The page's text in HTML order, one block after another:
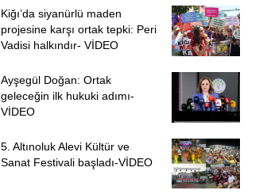
Kiğı’da siyanürlü maden
projesine karşı ortak tepki: Peri
Vadisi halkındır- VİDEO
Ayşegül Doğan: Ortak
geleceğin ilk hukuki adımı-
VİDEO
5. Altınoluk Alevi Kültür ve
Sanat Festivali başladı-VİDEO